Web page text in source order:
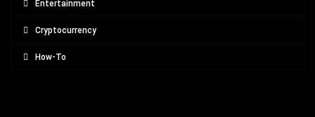
Entertainment
Cryptocurrency
How-To